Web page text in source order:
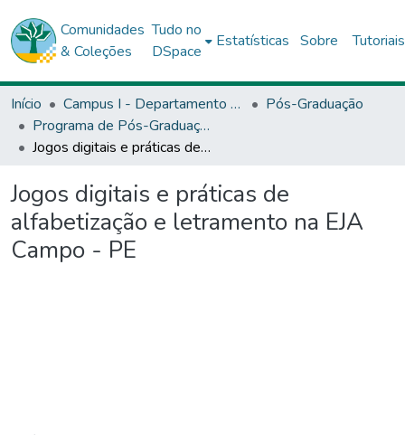
Comunidades
& Coleções
Tudo no
DSpace
Estatísticas Sobre Tutoriais
Início Campus I - Departamento de Educação (DEDC) - Salvador
Pós-Graduação
Programa de Pós-Graduação Stricto Sensu (Mestrado Profissional) em Educação de Jovens e Adultos (PPGEJA)
Jogos digitais e práticas de alfabetização e letramento na EJA Campo - PE
Jogos digitais e práticas de
alfabetização e letramento na EJA
Campo - PE